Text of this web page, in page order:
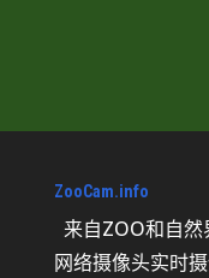
ZooCam.info
来自ZOO和自
网络摄像头实时